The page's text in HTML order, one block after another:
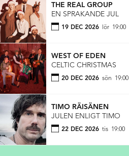
THE REAL GROUP
EN SPRAKANDE JUL
19 DEC 2026 lör 19:00
WEST OF EDEN
CELTIC CHRISTMAS
20 DEC 2026 sön 19:00
TIMO RÄISÄNEN
JULEN ENLIGT TIMO
22 DEC 2026 tis 19:00